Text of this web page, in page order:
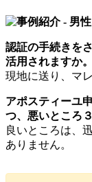
認証の手続きを
活用されますか。
現地に送り、マ
アポスティーユ
つ、悪いところ
良いところは、
ありません。